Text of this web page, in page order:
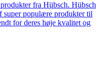
fra Hübsch. Hübsch
super populære produkter til
for deres høje kvalitet og